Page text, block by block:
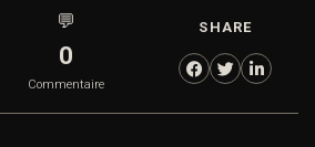
💬
0
Commentaire
SHARE